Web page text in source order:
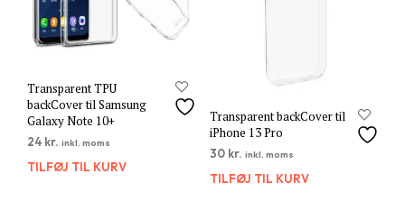
Transparent TPU
backCover til Samsung
Galaxy Note 10+
24 kr. inkl. moms
TILFØJ TIL KURV
Transparent backCover til
iPhone 13 Pro
30 kr. inkl. moms
TILFØJ TIL KURV